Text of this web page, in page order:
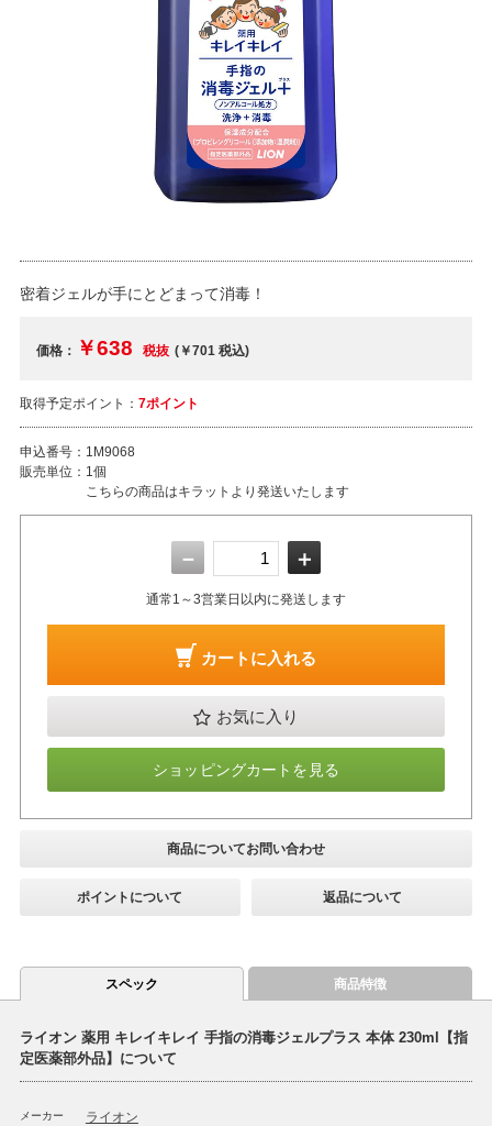
密着ジェルが手にとどまって消毒！
価格： ￥638 税抜 (￥701税込)
取得予定ポイント： 7ポイント
申込番号： 1M9068
販売単位： 1個
こちらの商品はキラットより発送いたします
－ ＋
通常1～3営業日以内に発送します
カートに入れる
お気に入り
ショッピングカートを見る
商品についてお問い合わせ
ポイントについて 返品について
スペック 商品特徴
ライオン 薬用 キレイキレイ 手指の消毒ジェルプラス 本体 230ml【指
定医薬部外品】について
メーカー ライオン